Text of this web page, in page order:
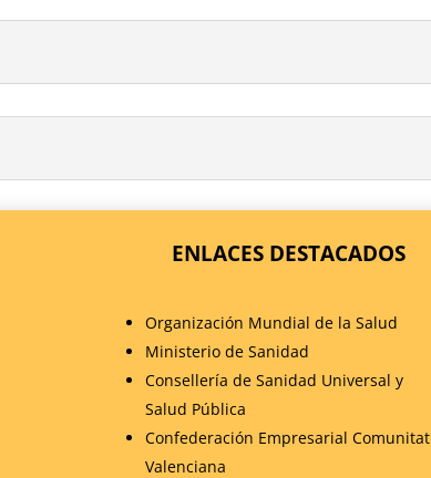
ENLACES DESTACADOS
Organización Mundial de la Salud
Ministerio de Sanidad
Consellería de Sanidad Universal y
Salud Pública
Confederación Empresarial Comunitat
Valenciana